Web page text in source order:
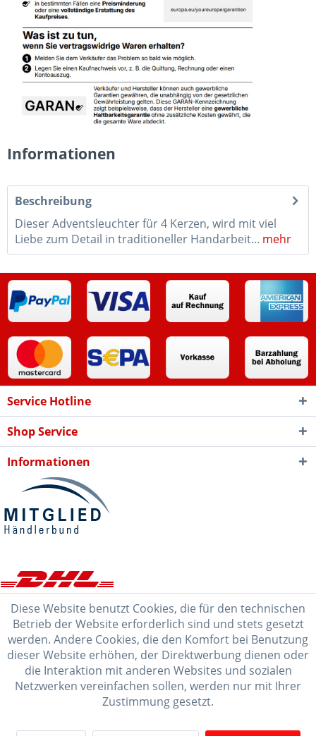
Informationen
Beschreibung
Dieser Adventsleuchter für 4 Kerzen, wird mit viel
Liebe zum Detail in traditioneller Handarbeit... mehr
Service Hotline
Shop Service
Informationen
Diese Website benutzt Cookies, die für den technischen
Betrieb der Website erforderlich sind und stets gesetzt
werden. Andere Cookies, die den Komfort bei Benutzung
dieser Website erhöhen, der Direktwerbung dienen oder
die Interaktion mit anderen Websites und sozialen
Netzwerken vereinfachen sollen, werden nur mit Ihrer
Zustimmung gesetzt.